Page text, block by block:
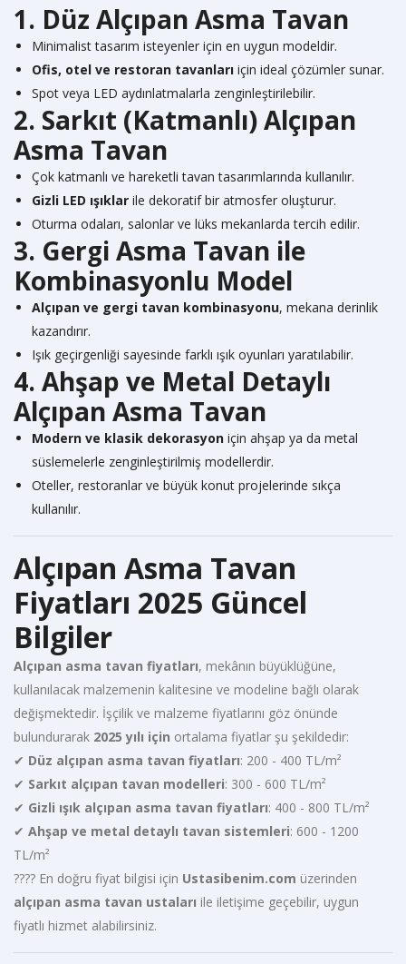
1. Düz Alçıpan Asma Tavan
Minimalist tasarım isteyenler için en uygun modeldir.
Ofis, otel ve restoran tavanları için ideal çözümler sunar.
Spot veya LED aydınlatmalarla zenginleştirilebilir.
2. Sarkıt (Katmanlı) Alçıpan
Asma Tavan
Çok katmanlı ve hareketli tavan tasarımlarında kullanılır.
Gizli LED ışıklar ile dekoratif bir atmosfer oluşturur.
Oturma odaları, salonlar ve lüks mekanlarda tercih edilir.
3. Gergi Asma Tavan ile
Kombinasyonlu Model
Alçıpan ve gergi tavan kombinasyonu, mekana derinlik
kazandırır.
Işık geçirgenliği sayesinde farklı ışık oyunları yaratılabilir.
4. Ahşap ve Metal Detaylı
Alçıpan Asma Tavan
Modern ve klasik dekorasyon için ahşap ya da metal
süslemelerle zenginleştirilmiş modellerdir.
Oteller, restoranlar ve büyük konut projelerinde sıkça
kullanılır.
Alçıpan Asma Tavan
Fiyatları 2025 Güncel
Bilgiler
Alçıpan asma tavan fiyatları, mekânın büyüklüğüne,
kullanılacak malzemenin kalitesine ve modeline bağlı olarak
değişmektedir. İşçilik ve malzeme fiyatlarını göz önünde
bulundurarak 2025 yılı için ortalama fiyatlar şu şekildedir:
✔ Düz alçıpan asma tavan fiyatları: 200 - 400 TL/m²
✔ Sarkıt alçıpan tavan modelleri: 300 - 600 TL/m²
✔ Gizli ışık alçıpan asma tavan fiyatları: 400 - 800 TL/m²
✔ Ahşap ve metal detaylı tavan sistemleri: 600 - 1200
TL/m²
???? En doğru fiyat bilgisi için Ustasibenim.com üzerinden
alçıpan asma tavan ustaları ile iletişime geçebilir, uygun
fiyatlı hizmet alabilirsiniz.